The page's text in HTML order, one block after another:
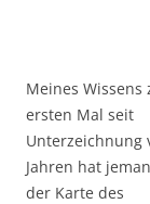
Meines Wissens
ersten Mal seit
Unterzeichnung
Jahren hat
der Karte des